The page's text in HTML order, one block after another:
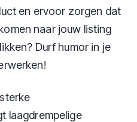
en ervoor zorgen dat
naar jouw listing
Durf humor in je
laagdrempelige